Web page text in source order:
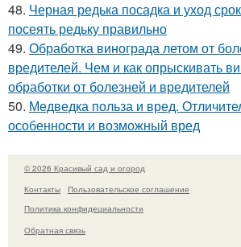
48. Черная редька посадка и уход
посеять редьку правильно
49. Обработка винограда летом от
вредителей. Чем и как опрыскивать
обработки от болезней и вредителей
50. Медведка польза и вред.
особенности и возможный вред
© 2026 Красивый сад и огород
Контакты
Пользовательское соглашение
Политика конфидециальности
Обратная связь